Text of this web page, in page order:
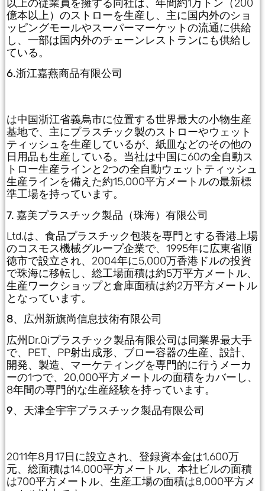
以上の従業員を擁する同社は、年間約1万トン（200
億本以上）のストローを生産し、主に国内外のショ
ッピングモールやスーパーマーケットの流通に供給
し、一部は国内外のチェーンレストランにも供給し
ている。
6.浙江嘉燕商品有限公司
は中国浙江省義烏市に位置する世界最大の小物生産
基地で、主にプラスチック製のストローやウェット
ティッシュを生産しているが、紙皿などのその他の
日用品も生産している。当社は中国に60の全自動ス
トロー生産ラインと2つの全自動ウェットティッシュ
生産ラインを備えた約15,000平方メートルの最新標
準工場を持っています。
7. 嘉美プラスチック製品（珠海）有限公司
Ltd.は、食品プラスチック包装を専門とする香港上場
のコスモス機械グループ企業で、1995年に広東省順
徳市で設立され、2004年に5,000万香港ドルの投資
で珠海に移転し、総工場面積は約5万平方メートル、
生産ワークショップと倉庫面積は約2万平方メートル
となっています。
8、広州新旗尚信息技術有限公司
広州Dr.Qiプラスチック製品有限公司は同業界最大手
で、PET、PP射出成形、ブロー容器の生産、設計、
開発、製造、マーケティングを専門的に行うメーカ
ーの1つで、20,000平方メートルの面積をカバーし、
8年間の専門的な生産経験を持っています。
9、天津全宇宇プラスチック製品有限公司
2011年8月17日に設立され、登録資本金は1,600万
元、総面積は14,000平方メートル、本社ビルの面積
は700平方メートル、生産工場の面積は8,000平方メ